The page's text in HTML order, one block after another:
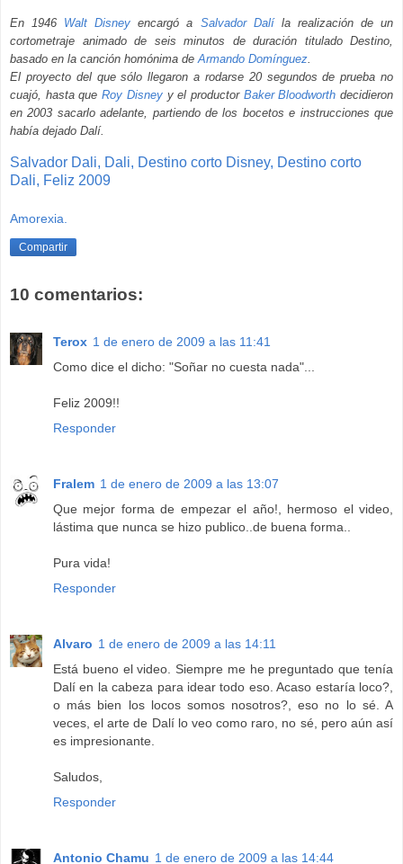
En 1946 Walt Disney encargó a Salvador Dalíla realización de un
cortometraje animado de seis minutos de duración titulado Destino,
basado en la canción homónima de Armando Domínguez
El proyecto del que sólo llegaron a rodarse 20 segundos de prueba no
cuajó, hasta queRoy Disneyy el productor Baker Bloodworth decidieron
en 2003 sacarlo adelante, partiendo de los bocetos e instrucciones que
había dejado Dalí.
Salvador Dali, Dali, Destino corto Disney, Destino corto
Dali, Feliz 2009
Amorexia.
Compartir
10 comentarios:
Terox 1 de enero de 2009 a las 11:41
Como dice el dicho: "Soñar no cuesta nada"...
Feliz 2009!!
Responder
Fralem 1 de enero de 2009 a las 13:07
Que mejor forma de empezar el año!, hermoso el video,
lástima que nunca se hizo publico..de buena forma..
Pura vida!
Responder
Alvaro 1 de enero de 2009 a las 14:11
Está bueno el video. Siempre me he preguntado que tenía
Dalí en la cabeza para idear todo eso. Acaso estaría loco?,
o más bien los locos somos nosotros?, eso no lo sé. A
veces, el arte de Dalí lo veo como raro, no sé, pero aún así
es impresionante.
Saludos,
Responder
Antonio Chamu 1 de enero de 2009 a las 14:44